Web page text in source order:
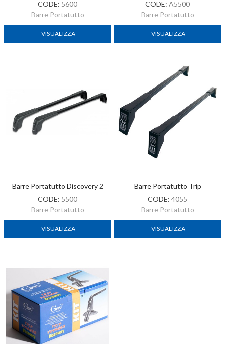
CODE: 5600
Barre Portatutto
VISUALIZZA
CODE: A5500
Barre Portatutto
VISUALIZZA
Barre Portatutto Discovery 2
CODE: 5500
Barre Portatutto
VISUALIZZA
Barre Portatutto Trip
CODE: 4055
Barre Portatutto
VISUALIZZA